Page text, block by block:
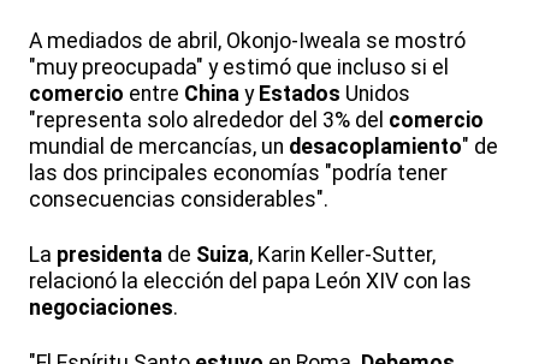
A mediados de abril, Okonjo-Iweala se mostró
"muy preocupada" y estimó que incluso si el
comercio entre China y Estados Unidos
"representa solo alrededor del 3% del comercio
mundial de mercancías, un desacoplamiento" de
las dos principales economías "podría tener
consecuencias considerables".
La presidenta de Suiza, Karin Keller-Sutter,
relacionó la elección del papa León XIV con las
negociaciones.